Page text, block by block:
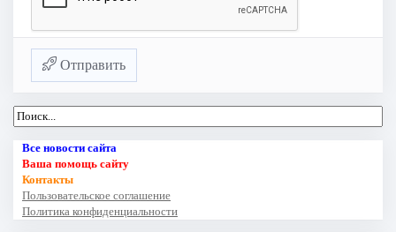
Отправить
Все новости сайта
Ваша помощь сайту
Контакты
Пользовательское соглашение
Политика конфиденциальности